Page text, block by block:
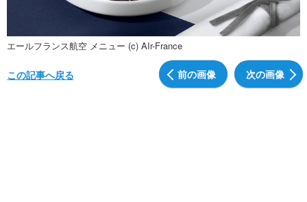
エールフランス航空 メニュー (c) AIr-France
前の画像 次の画像
この記事へ戻る